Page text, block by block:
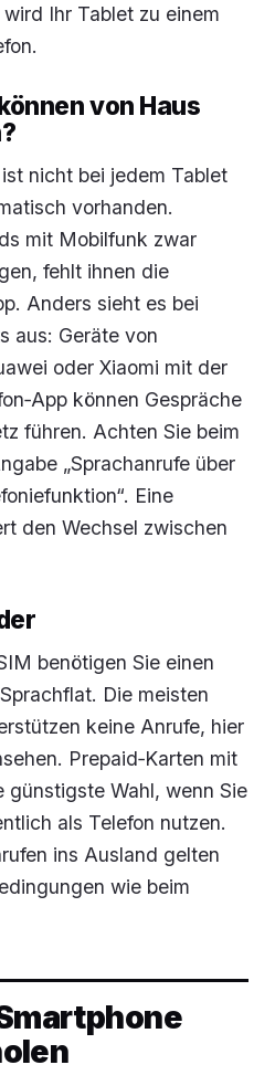
Ihr Tablet zu einem
von Haus
nicht bei jedem Tablet
vorhanden.
mit Mobilfunk zwar
fehlt ihnen die
Anders sieht es bei
aus: Geräte von
oder Xiaomi mit der
können Gespräche
führen. Achten Sie beim
„Sprachanrufe über
Eine
den Wechsel zwischen
benötigen Sie einen
Die meisten
keine Anrufe, hier
Prepaid‑Karten mit
günstigste Wahl, wenn Sie
als Telefon nutzen.
ins Ausland gelten
wie beim